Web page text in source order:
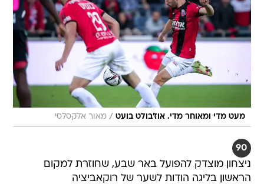
מעט מדי ומאוחר מדי. אוז'בולט בועט / מאור אלקסלסי
90
ניצחון מוצדק להפועל באר שבע, שחוזרת למקום
הראשון בליגה הודות לשער של רוקאביציה